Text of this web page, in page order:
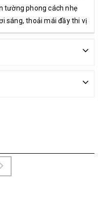
tường phong cách nhẹ
sáng, thoải mái đầy thi vị